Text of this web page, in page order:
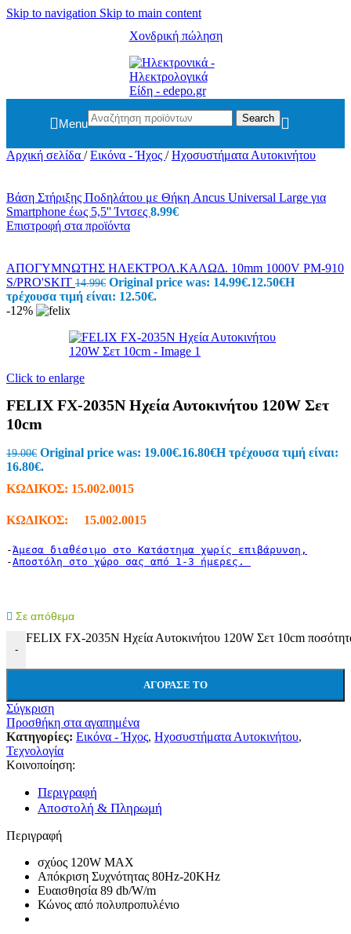
Skip to navigation Skip to main content
Χονδρική πώληση
Menu Search
Αρχική σελίδα / Εικόνα - Ήχος / Ηχοσυστήματα Αυτοκινήτου
Βάση Στήριξης Ποδηλάτου με Θήκη Ancus Universal Large για
Smartphone έως 5,5'' Ίντσες 8.99€
Επιστροφή στα προϊόντα
ΑΠΟΓΥΜΝΩΤΗΣ ΗΛΕΚΤΡΟΛ.ΚΑΛΩΔ. 10mm 1000V PM-910
S/PRO'SKIT 14.99€ Original price was: 14.99€.12.50€Η
τρέχουσα τιμή είναι: 12.50€.
-12%
Click to enlarge
FELIX FX-2035N Ηχεία Αυτοκινήτου 120W Σετ
10cm
19.00€ Original price was: 19.00€.16.80€Η τρέχουσα τιμή είναι:
16.80€.
ΚΩΔΙΚΟΣ: 15.002.0015
ΚΩΔΙΚΟΣ: 15.002.0015
-Άμεσα διαθέσιμο στο Κατάστημα χωρίς επιβάρυνση,
-Αποστόλη στο χώρο σας από 1-3 ήμερες.
Σε απόθεμα
-
FELIX FX-2035N Ηχεία Αυτοκινήτου 120W Σετ 10cm
ΑΓΌΡΑΣΕ ΤΟ
Σύγκριση
Προσθήκη στα αγαπημένα
Κατηγορίες: Εικόνα - Ήχος, Ηχοσυστήματα Αυτοκινήτου,
Τεχνολογία
Κοινοποίηση:
Περιγραφή
Αποστολή & Πληρωμή
Περιγραφή
σχύος 120W MAX
Aπόκριση Συχνότητας 80Hz-20ΚΗz
Ευαισθησία 89 db/W/m
Κώνος από πολυπροπυλένιο